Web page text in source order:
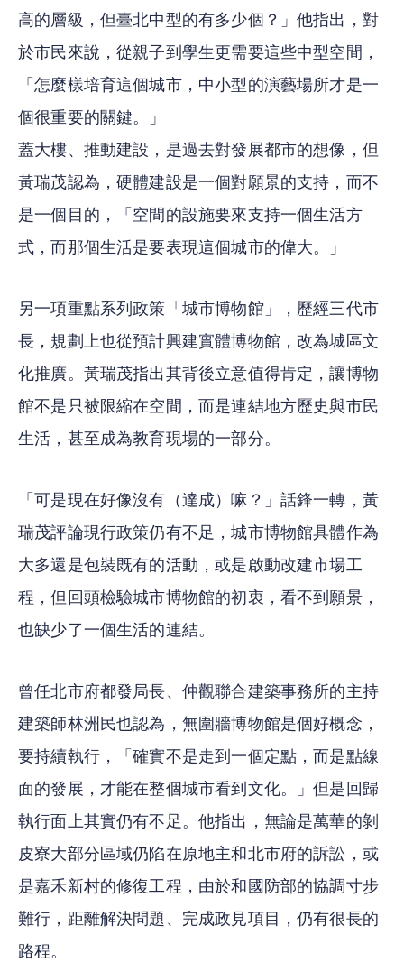
高的層級，但臺北中型的有多少個？」他指出，對
於市民來說，從親子到學生更需要這些中型空間，
「怎麼樣培育這個城市，中小型的演藝場所才是一
個很重要的關鍵。」
蓋大樓、推動建設，是過去對發展都市的想像，但
黃瑞茂認為，硬體建設是一個對願景的支持，而不
是一個目的，「空間的設施要來支持一個生活方
式，而那個生活是要表現這個城市的偉大。」
另一項重點系列政策「城市博物館」，歷經三代市
長，規劃上也從預計興建實體博物館，改為城區文
化推廣。黃瑞茂指出其背後立意值得肯定，讓博物
館不是只被限縮在空間，而是連結地方歷史與市民
生活，甚至成為教育現場的一部分。
「可是現在好像沒有（達成）嘛？」話鋒一轉，黃
瑞茂評論現行政策仍有不足，城市博物館具體作為
大多還是包裝既有的活動，或是啟動改建市場工
程，但回頭檢驗城市博物館的初衷，看不到願景，
也缺少了一個生活的連結。
曾任北市府都發局長、仲觀聯合建築事務所的主持
建築師林洲民也認為，無圍牆博物館是個好概念，
要持續執行，「確實不是走到一個定點，而是點線
面的發展，才能在整個城市看到文化。」但是回歸
執行面上其實仍有不足。他指出，無論是萬華的剝
皮寮大部分區域仍陷在原地主和北市府的訴訟，或
是嘉禾新村的修復工程，由於和國防部的協調寸步
難行，距離解決問題、完成政見項目，仍有很長的
路程。